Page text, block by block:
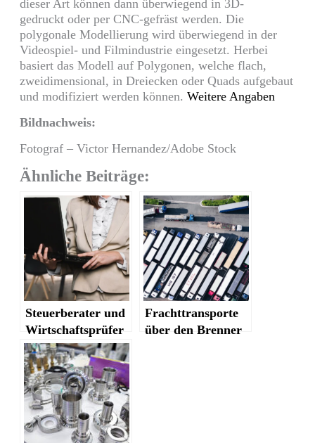
dieser Art können dann überwiegend in 3D-
gedruckt oder perCNC-gefräst werden. Die
polygonale Modellierung wird überwiegend in der
Videospiel- und Filmindustrie eingesetzt. Herbei
basiert das Modell auf Polygonen, welche flach,
zweidimensional, in Dreiecken oder Quads aufgebaut
und modifiziert werden können.Weitere Angaben
Bildnachweis:
Fotograf – Victor Hernandez/Adobe Stock
Ähnliche Beiträge:
Steuerberater und
Wirtschaftsprüfer
Frachttransporte
über den Brenner